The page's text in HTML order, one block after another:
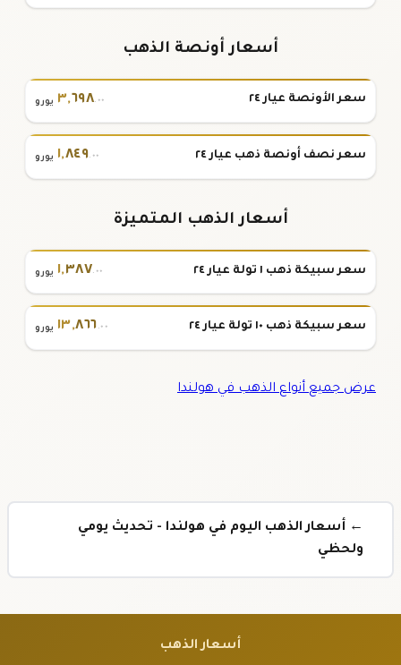
أسعار أونصة الذهب
سعر الأونصة عيار ٢٤ ٣,٦٩٨.٠٠ يورو
سعر نصف أونصة ذهب عيار ٢٤ ١,٨٤٩.٠٠ يورو
أسعار الذهب المتميزة
سعر سبيكة ذهب ١ تولة عيار ٢٤ ١,٣٨٧.٠٠ يورو
سعر سبيكة ذهب ١٠ تولة عيار ٢٤ ١٣,٨٦٦.٠٠ يورو
عرض جميع أنواع الذهب في هولندا
← أسعار الذهب اليوم في هولندا - تحديث يومي
ولحظي
أسعار الذهب